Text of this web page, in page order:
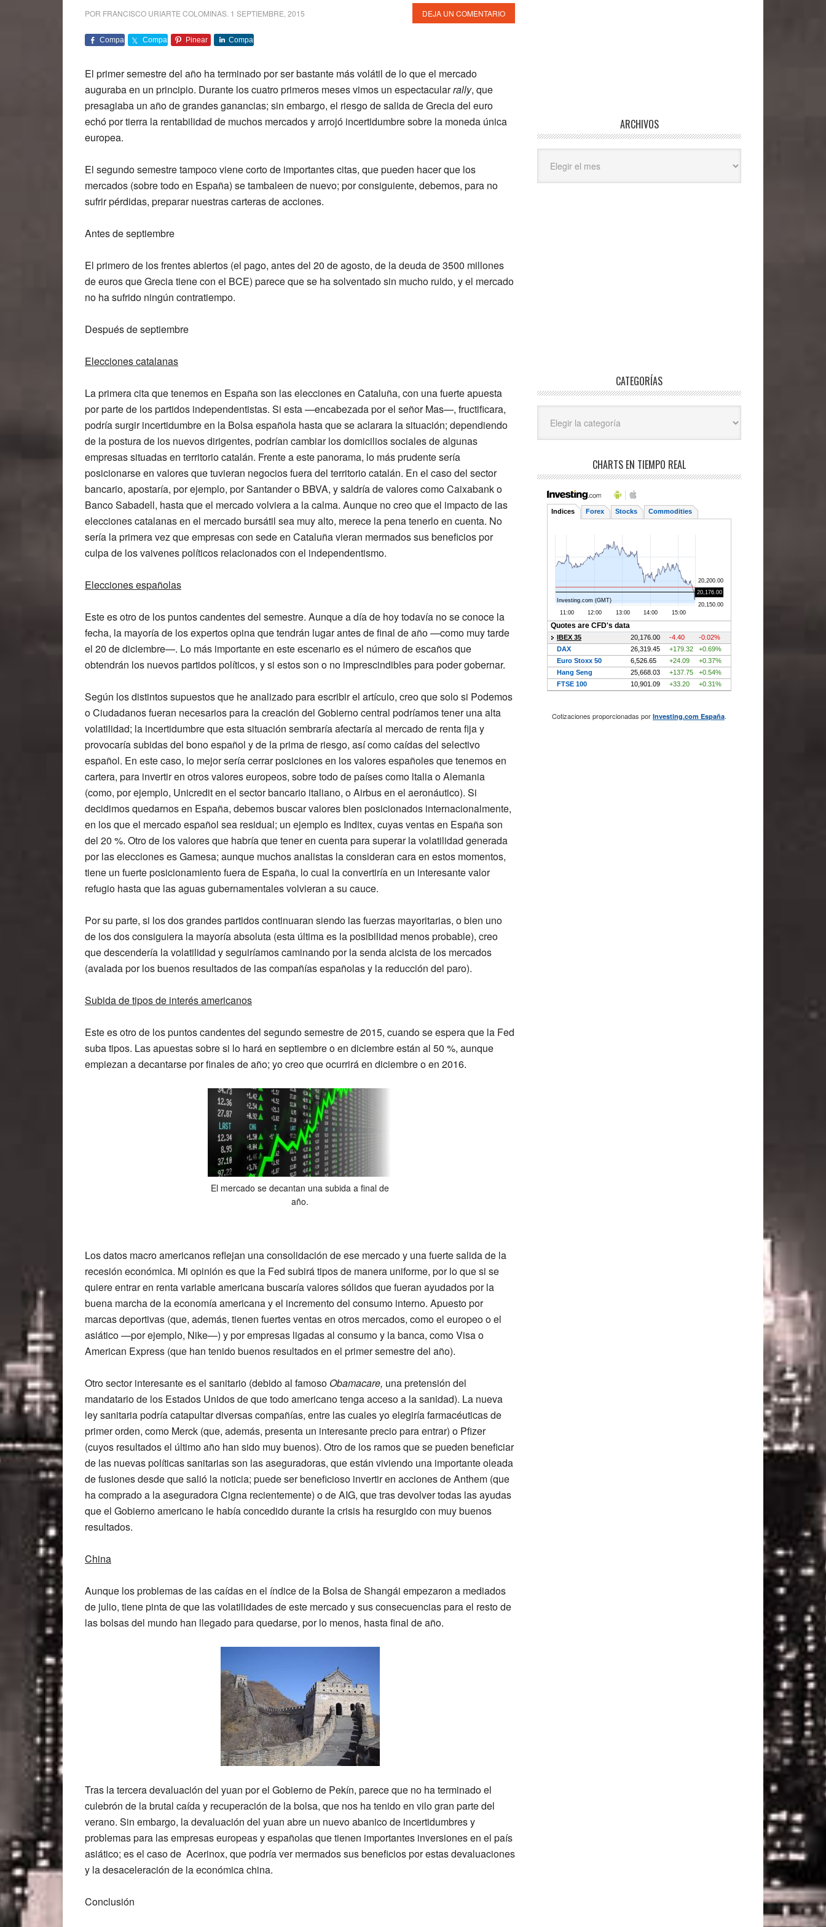
POR FRANCISCO URIARTE COLOMINAS 1 SEPTIEMBRE, 2015 DEJA UN COMENTARIO
Comparte Comparte Pinear Comparte
El primer semestre del año ha terminado por ser bastante más volátil de lo que el mercado
auguraba en un principio. Durante los cuatro primeros meses vimos un espectacularrally, que
presagiaba un año de grandes ganancias; sin embargo, el riesgo de salida de Grecia del euro
echó por tierra la rentabilidad de muchos mercados y arrojó incertidumbre sobre la moneda única
europea.
El segundo semestre tampoco viene corto de importantes citas, que pueden hacer que los
mercados (sobre todo en España) se tambaleen de nuevo; por consiguiente, debemos, para no
sufrir pérdidas, preparar nuestras carteras de acciones.
Antes de septiembre
El primero de los frentes abiertos (el pago, antes del 20 de agosto, de la deuda de 3500 millones
de euros que Grecia tiene con el BCE) parece que se ha solventado sin mucho ruido, y el mercado
no ha sufrido ningún contratiempo.
Después de septiembre
Elecciones catalanas
La primera cita que tenemos en España son las elecciones en Cataluña, con una fuerte apuesta
por parte de los partidos independentistas. Si esta —encabezada por el señor Mas—, fructificara,
podría surgir incertidumbre en la Bolsa española hasta que se aclarara la situación; dependiendo
de la postura de los nuevos dirigentes, podrían cambiar los domicilios sociales de algunas
empresas situadas en territorio catalán. Frente a este panorama, lo más prudente sería
posicionarse en valores que tuvieran negocios fuera del territorio catalán. En el caso del sector
bancario, apostaría, por ejemplo, porSantandero BBVA, y saldría de valores comoCaixabanko
Banco Sabadell, hasta que el mercado volviera a la calma. Aunque no creo que el impacto de las
elecciones catalanas en el mercado bursátil sea muy alto, merece la pena tenerlo en cuenta. No
sería la primera vez que empresas con sede en Cataluña vieran mermados sus beneficios por
culpa de los vaivenes políticos relacionados con el independentismo.
Elecciones españolas
Este es otro de los puntos candentes del semestre. Aunque a día de hoy todavía no se conoce la
fecha, la mayoría de los expertos opina que tendrán lugar antes de final de año —como muy tarde
el 20 de diciembre—. Lo más importante en este escenario es el número de escaños que
obtendrán los nuevos partidos políticos, y si estos son o no imprescindibles para poder gobernar.
Según los distintos supuestos que he analizado para escribir el artículo, creo que solo si Podemos
oCiudadanosfueran necesarios para la creación del Gobierno central podríamos tener una alta
volatilidad; la incertidumbre que esta situación sembraría afectaría al mercado de renta fija y
provocaría subidas del bono español y de la prima de riesgo, así como caídas del selectivo
español. En este caso, lo mejor sería cerrar posiciones en los valores españoles que tenemos en
cartera, para invertir en otros valores europeos, sobre todo de países como ltalia o Alemania
(como, por ejemplo, Unicrediten el sector bancario italiano, oAirbusen el aeronáutico). Si
decidimos quedarnos en España, debemos buscar valores bien posicionados internacionalmente,
en los que el mercado español sea residual; un ejemplo es Inditex, cuyas ventas en España son
del 20 %. Otro de los valores que habría que tener en cuenta para superar la volatilidad generada
por las elecciones esGamesa; aunque muchos analistas la consideran cara en estos momentos,
tiene un fuerte posicionamiento fuera de España, lo cual la convertiría en un interesante valor
refugio hasta que las aguas gubernamentales volvieran a su cauce.
Por su parte, si los dos grandes partidos continuaran siendo las fuerzas mayoritarias, o bien uno
de los dos consiguiera la mayoría absoluta (esta última es la posibilidad menos probable), creo
que descendería la volatilidad y seguiríamos caminando por la senda alcista de los mercados
(avalada por los buenos resultados de las compañías españolas y la reducción del paro).
Subida de tipos de interés americanos
Este es otro de los puntos candentes del segundo semestre de 2015, cuando se espera que la Fed
suba tipos. Las apuestas sobre si lo hará en septiembre o en diciembre están al 50 %, aunque
empiezan a decantarse por finales de año; yo creo que ocurrirá en diciembre o en 2016.
El mercado se decantan una subida a final de
año.
Los datos macro americanos reflejan una consolidación de ese mercado y una fuerte salida de la
recesión económica. Mi opinión es que la Fed subirá tipos de manera uniforme, por lo que si se
quiere entrar en renta variable americana buscaría valores sólidos que fueran ayudados por la
buena marcha de la economía americana y el incremento del consumo interno. Apuesto por
marcas deportivas (que, además, tienen fuertes ventas en otros mercados, como el europeo o el
asiático —por ejemplo, Nike—) y por empresas ligadas al consumo y la banca, comoVisao
American Express (que han tenido buenos resultados en el primer semestre del año).
Otro sector interesante es el sanitario (debido al famoso Obamacare, una pretensión del
mandatario de los Estados Unidos de que todo americano tenga acceso a la sanidad). La nueva
ley sanitaria podría catapultar diversas compañías, entre las cuales yo elegiría farmacéuticas de
primer orden, como Merck (que, además, presenta un interesante precio para entrar) o Pfizer
(cuyos resultados el último año han sido muy buenos). Otro de los ramos que se pueden beneficiar
de las nuevas políticas sanitarias son las aseguradoras, que están viviendo una importante oleada
de fusiones desde que salió la noticia; puede ser beneficioso invertir en acciones deAnthem (que
ha comprado a la aseguradoraCigna recientemente) o deAIG, que tras devolver todas las ayudas
que el Gobierno americano le había concedido durante la crisis ha resurgido con muy buenos
resultados.
China
Aunque los problemas de las caídas en el índice de la Bolsa de Shangái empezaron a mediados
de julio, tiene pinta de que las volatilidades de este mercado y sus consecuencias para el resto de
las bolsas del mundo han llegado para quedarse, por lo menos, hasta final de año.
Tras la tercera devaluación del yuan por el Gobierno de Pekín, parece que no ha terminado el
culebrón de la brutal caída y recuperación de la bolsa, que nos ha tenido en vilo gran parte del
verano. Sin embargo, la devaluación del yuan abre un nuevo abanico de incertidumbres y
problemas para las empresas europeas y españolas que tienen importantes inversiones en el país
asiático; es el caso de Acerinox, que podría ver mermados sus beneficios por estas devaluaciones
y la desaceleración de la económica china.
Conclusión
ARCHIVOS
CATEGORÍAS
CHARTS EN TIEMPO REAL
Cotizaciones proporcionadas por Investing.com España.